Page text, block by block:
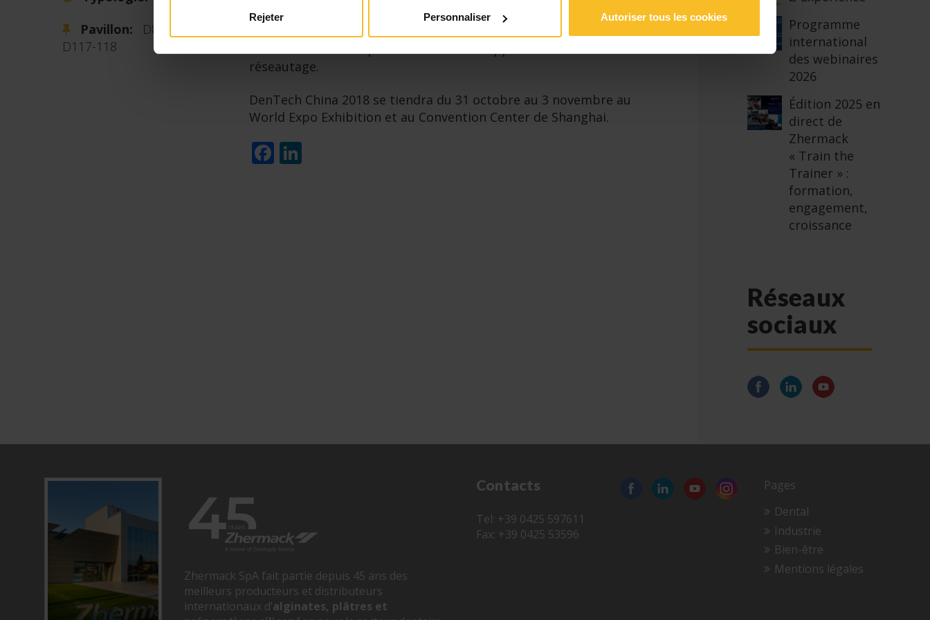
Rejeter Personnaliser Autoriser tous les cookies
Pavillon:
D86-87,
D117-118
DenTech China est également une occasion parfaite pour les
leaders du secteur qui recherchent des opportunités de
réseautage.
DenTech China 2018 se tiendra du 31 octobre au 3 novembre au
World Expo Exhibition et au Convention Center de Shanghai.
Facebook
LinkedIn
Programme
international
des webinaires
2026
Édition 2025 en
direct de
Zhermack
« Train the
Trainer » :
formation,
engagement,
croissance
Réseaux
sociaux
Zhermack SpA fait partie depuis 45 ans des
meilleurs producteurs et distributeurs
internationaux d’alginates, plâtres et
Contacts
Tel: +39 0425 597611
Fax: +39 0425 53596
Pages
Dental
Industrie
Bien-être
Mentions légales